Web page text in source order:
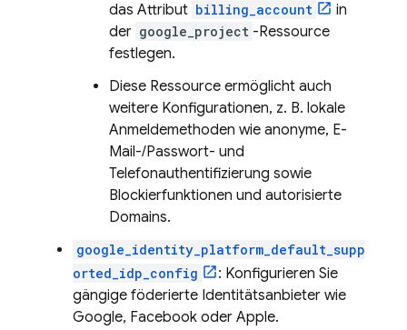
das Attribut billing_account
in
der google_project -Ressource
festlegen.
Diese Ressource ermöglicht auch
weitere Konfigurationen, z. B. lokale
Anmeldemethoden wie anonyme, E-
Mail-/Passwort- und
Telefonauthentifizierung sowie
Blockierfunktionen und autorisierte
Domains.
google_identity_platform_default_supp
orted_idp_config
: Konfigurieren Sie
gängige föderierte Identitätsanbieter wie
Google, Facebook oder Apple.